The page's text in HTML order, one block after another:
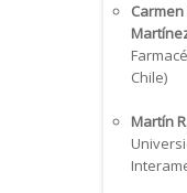
Chile)
Martín